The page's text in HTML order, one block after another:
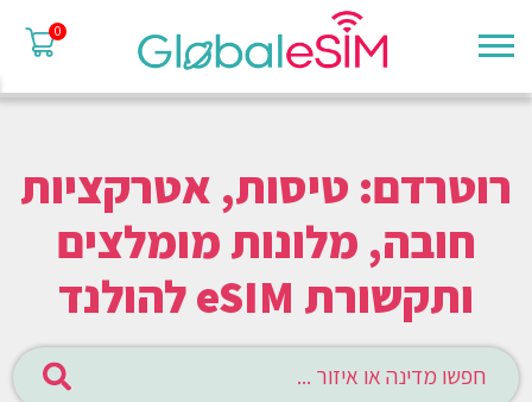
0
רוטרדם: טיסות, אטרקציות
חובה, מלונות מומלצים
ותקשורת eSIM להולנד